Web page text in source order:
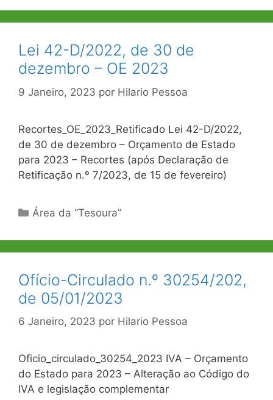
Lei 42-D/2022, de 30 de
dezembro – OE 2023
9 Janeiro, 2023 por Hilario Pessoa
Recortes_OE_2023_Retificado Lei 42-D/2022,
de 30 de dezembro – Orçamento de Estado
para 2023 – Recortes (após Declaração de
Retificação n.º 7/2023, de 15 de fevereiro)
Categorias
Área da “Tesoura”
Ofício-Circulado n.º 30254/202,
de 05/01/2023
6 Janeiro, 2023 por Hilario Pessoa
Oficio_circulado_30254_2023 IVA – Orçamento
do Estado para 2023 – Alteração ao Código do
IVA e legislação complementar